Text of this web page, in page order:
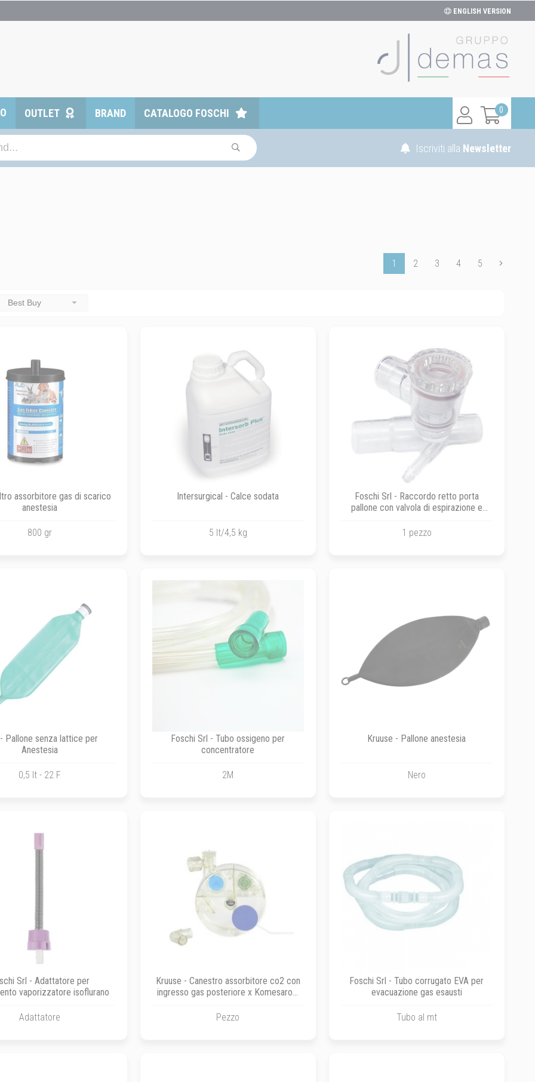
ENGLISH VERSION
0
OUTLET BRAND CATALOGO FOSCHI
Iscriviti alla Newsletter
1 2 3 4 5
Best Buy
assorbitore gas di scarico
anestesia
800 gr
Intersurgical - Calce sodata
5 lt/4,5 kg
Foschi Srl - Raccordo retto porta
pallone con valvola di espirazione e
1 pezzo
Pallone senza lattice per
Anestesia
0,5 lt - 22 F
Foschi Srl - Tubo ossigeno per
concentratore
2M
Kruuse - Pallone anestesia
Nero
Srl - Adattatore per
vaporizzatore isoflurano
Adattatore
Kruuse - Canestro assorbitore co2 con
ingresso gas posteriore x Komesaroff
Pezzo
Foschi Srl - Tubo corrugato EVA per
evacuazione gas esausti
Tubo al mt